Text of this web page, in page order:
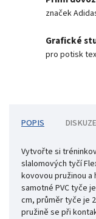
značek
Grafické
pro potisk
POPIS DISKUZE
Vytvořte si
slalomových tyčí
kovovou pružinou a
samotné PVC tyče
cm, průměr tyče je
pružině se při